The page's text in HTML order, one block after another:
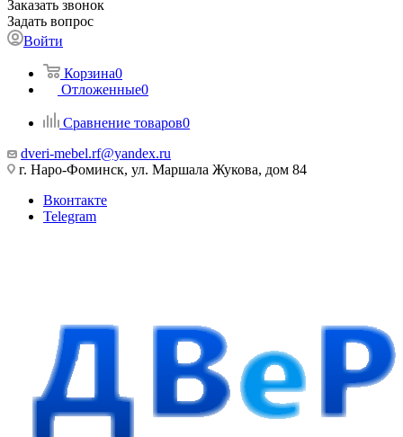
Заказать звонок
Задать вопрос
Войти
Корзина0
Отложенные0
Сравнение товаров0
dveri-mebel.rf@yandex.ru
г. Наро-Фоминск, ул. Маршала Жукова, дом 84
Вконтакте
Telegram